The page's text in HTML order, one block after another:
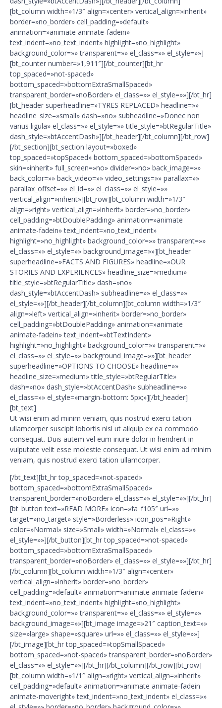
Ut wisi enim ad minim veniam, quis nostrud exerci tation
ullamcorper suscipit lobortis nisl ut aliquip ex ea commodo
consequat. Duis autem vel eum iriure dolor in hendrerit in
vulputate velit esse molestie consequat. Ut wisi enim ad minim
veniam, quis nostrud exerci tation ullamcorper.
[/bt_text][bt_hr top_spaced=»not-spaced»
bottom_spaced=»bottomExtraSmallSpaced»
transparent_border=»noBorder» el_class=»» el_style=»»][/bt_hr]
[bt_button text=»READ MORE» icon=»fa_f105″ url=»»
target=»no_target» style=»Borderless» icon_pos=»Right»
color=»Normal» size=»Small» width=»Normal» el_class=»»
el_style=»»][/bt_button][bt_hr top_spaced=»not-spaced»
bottom_spaced=»bottomExtraSmallSpaced»
transparent_border=»noBorder» el_class=»» el_style=»»][/bt_hr]
[/bt_column][bt_column width=»1/3″ align=»center»
vertical_align=»inherit» border=»no_border»
cell_padding=»default» animation=»animate animate-fadein»
text_indent=»no_text_indent» highlight=»no_highlight»
background_color=»» transparent=»» el_class=»» el_style=»»
background_image=»»][bt_image image=»21″ caption_text=»»
size=»large» shape=»square» url=»» el_class=»» el_style=»»]
[/bt_image][bt_hr top_spaced=»topSmallSpaced»
bottom_spaced=»not-spaced» transparent_border=»noBorder»
el_class=»» el_style=»»][/bt_hr][/bt_column][/bt_row][bt_row]
[bt_column width=»1/1″ align=»right» vertical_align=»inherit»
cell_padding=»default» animation=»animate animate-fadein
animate-moveright» text_indent=»no_text_indent» el_class=»»